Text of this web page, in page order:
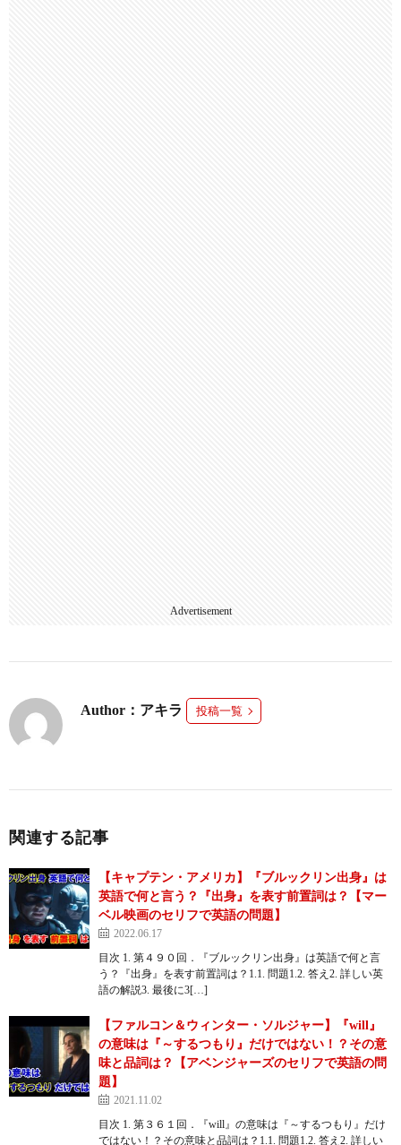
Advertisement
Author：アキラ 投稿一覧
関連する記事
【キャプテン・アメリカ】『ブルックリン出身』は
英語で何と言う？『出身』を表す前置詞は？【マー
ベル映画のセリフで英語の問題】
2022.06.17
目次 1. 第４９０回．『ブルックリン出身』は英語で何と言
う？『出身』を表す前置詞は？1.1. 問題1.2. 答え2. 詳しい英
語の解説3. 最後に3[…]
【ファルコン＆ウィンター・ソルジャー】『will』
の意味は『～するつもり』だけではない！？その意
味と品詞は？【アベンジャーズのセリフで英語の問
題】
2021.11.02
目次 1. 第３６１回．『will』の意味は『～するつもり』だけ
ではない！？その意味と品詞は？1.1. 問題1.2. 答え2. 詳しい